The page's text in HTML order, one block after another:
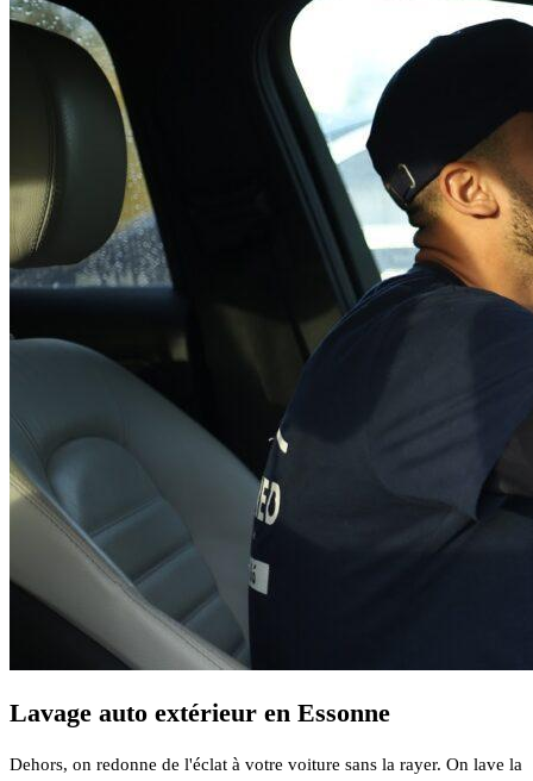
Lavage auto extérieur en Essonne
Dehors, on redonne de l'éclat à votre voiture sans la rayer. On lave la